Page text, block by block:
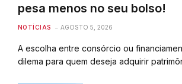
pesa menos no seu bolso!
NOTÍCIAS AGOSTO 5, 2026
A escolha entre consórcio ou
dilema para quem deseja adquirir